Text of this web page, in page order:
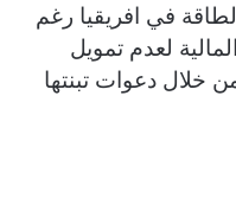
في افريقيا رغم
لعدم تمويل
خلال دعوات تبنتها